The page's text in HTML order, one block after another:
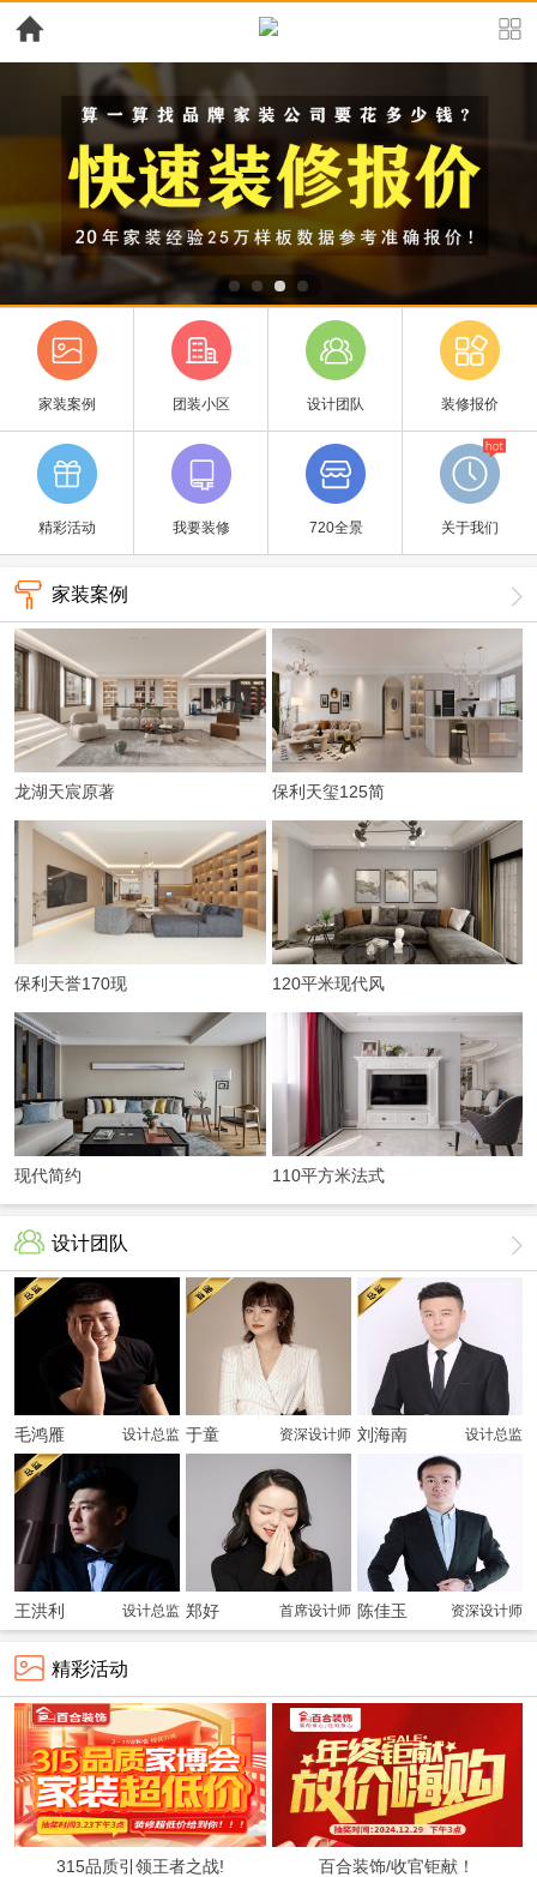
家装案例 团装小区 设计团队 装修报价
精彩活动 我要装修 720全景 关于我们
家装案例
龙湖天宸原著
198平简约
保利天玺125简
约风
保利天誉170现
代简约
120平米现代风
现代简约
110平方米法式
轻奢
设计团队
毛鸿雁 设计总监 于童 资深设计师 刘海南 设计总监
王洪利 设计总监 郑好 首席设计师 陈佳玉 资深设计师
精彩活动
315品质引领王者之战! 百合装饰/收官钜献！